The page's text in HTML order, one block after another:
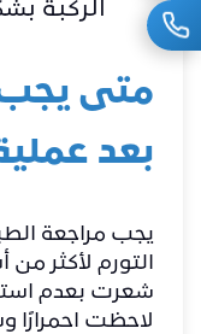
الركبة
متى يجب
بعد
يجب مراجعة
التورم لأكثر
شعرت بعدم
لاحظت